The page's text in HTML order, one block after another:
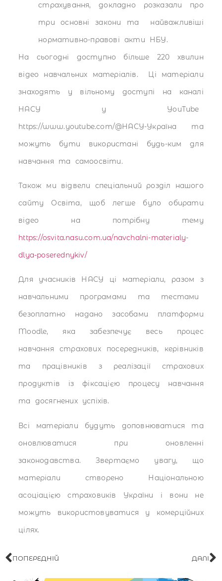
страхування, докладно розказали про
три основні закони та найважливіші
нормативно-правові акти НБУ.
На сьогодні доступно більше 220 хвилин
відео навчальних матеріалів. Ці матеріали
знаходять у вільному доступі на каналі
НАСУ у YouTube
https://www.youtube.com/@НАСУ-Україна та
можуть бути використані будь-ким для
навчання та самоосвіти.
Також ми відвели спеціальний розділ нашого
сайту Освіта, щоб легше було обирати
відео на потрібну тему
https://osvita.nasu.com.ua/navchalni-materialy-
dlya-poserednykiv/
Для учасників НАСУ ці матеріали, разом з
навчальними програмами та тестами
безоплатно надано засобами платформи
Moodle, яка забезпечує весь процес
навчання страхових посередників, керівників
та працівників з реалізації страхових
продуктів із фіксацією процесу навчання
та досягнених успіхів.
Всі матеріали будуть доповнюватися та
оновлюватися при оновленні
законодавства. Звертаємо увагу, що
матеріали створено Національною
асоціацією страховиків України і вони не
можуть використовуватися у комерційних
цілях.
ПОПЕРЕДНІЙ ДАЛІ